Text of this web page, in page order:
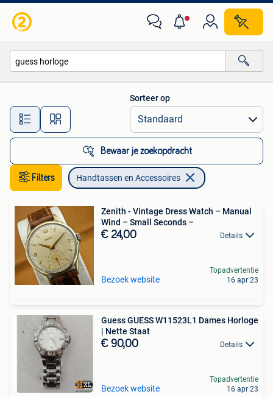
Alle afstanden…
Sorteer op
Bewaar je zoekopdracht
Filters Handtassen en Accessoires
Zenith - Vintage Dress Watch – Manual
Wind – Small Seconds –
€ 24,00 Details
Bezoek website
Topadvertentie
16 apr 23
Guess GUESS W11523L1 Dames Horloge
| Nette Staat
€ 90,00 Details
Bezoek website
Topadvertentie
16 apr 23